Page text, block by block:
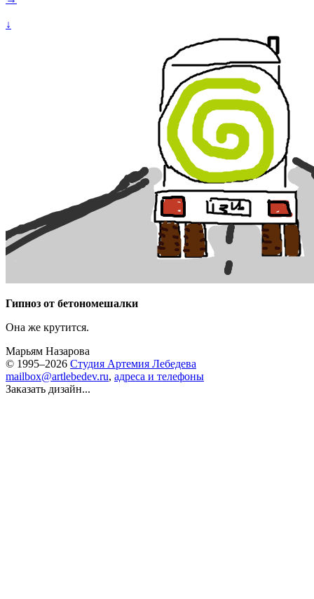
↓
Гипноз от бетономешалки
Она же крутится.
Марьям Назарова
© 1995–2026 Студия Артемия Лебедева
mailbox@artlebedev.ru, адреса и телефоны
Заказать дизайн...